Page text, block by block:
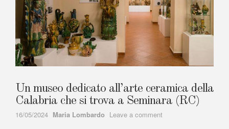
Un museo dedicato all’arte ceramica della
Calabria che si trova a Seminara (RC)
16/05/2024 Author
Maria Lombardo Leave a comment